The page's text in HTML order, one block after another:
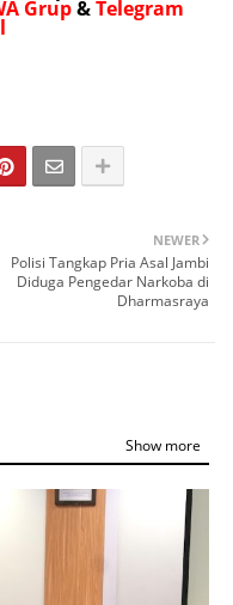
Grup&Telegram
NEWER
Polisi Tangkap Pria Asal Jambi
Diduga Pengedar Narkoba di
Dharmasraya
Show more